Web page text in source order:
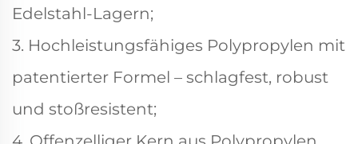
Edelstahl-Lagern;
3. Hochleistungsfähiges Polypropylen mit
patentierter Formel – schlagfest, robust
und stoßresistent;